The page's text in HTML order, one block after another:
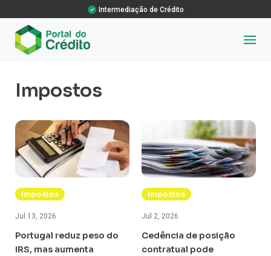
Intermediação de Crédito
Impostos
Impostos
Jul 13, 2026
Portugal reduz peso do
IRS, mas aumenta
Impostos
Jul 2, 2026
Cedência de posição
contratual pode